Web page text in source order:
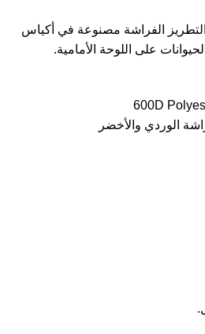
الفراشة مصنوعة في أكياس
على اللوحة الأمامية.
الوردي والأخضر